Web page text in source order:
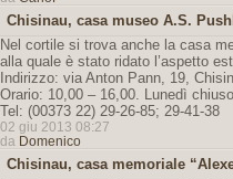
Chisinau, casa museo A.S.
Nel cortile si trova anche la casa
alla quale è stato ridato l’aspetto
Indirizzo: via Anton Pann, 19,
Orario: 10,00 – 16,00. Lunedì chiuso
Tel: (00373 22) 29-26-85; 29-41-38
02 giu 2013 08:27
da Domenico
Chisinau, casa memoriale